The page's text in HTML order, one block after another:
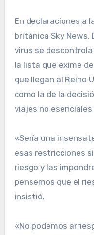
En declaraciones a
británica Sky News,
virus se
la lista que exime
que llegan al Reino
como la de la
viajes no esenciales
«Sería una
esas restricciones
riesgo y las
pensemos que el
insistió.
«No podemos